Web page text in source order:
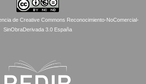
de Creative Commons Reconocimiento-NoComercial-
SinObraDerivada 3.0 España